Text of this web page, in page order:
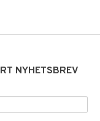
NYHETSBREV